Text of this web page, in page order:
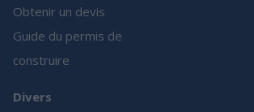
Obtenir un devis
Guide du permis de
construire
Divers